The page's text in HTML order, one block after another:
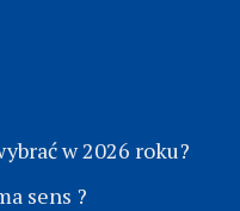
w 2026 roku?
sens ?